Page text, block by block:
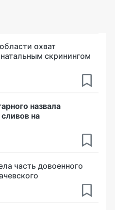
охват
скринингом
назвала
на
часть довоенного